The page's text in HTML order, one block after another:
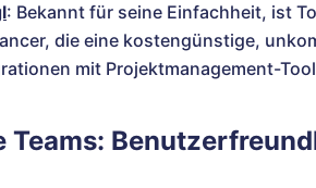
: Bekannt für seine Einfachheit, ist
die eine kostengünstige,
mit Projektmanagement-
Teams: